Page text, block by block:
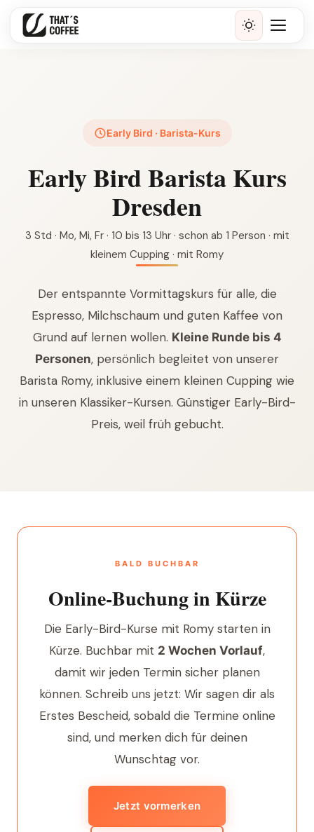
Early Bird · Barista-Kurs
Early Bird Barista Kurs
Dresden
3 Std · Mo, Mi, Fr · 10 bis 13 Uhr · schon ab 1 Person · mit
kleinem Cupping · mit Romy
Der entspannte Vormittagskurs für alle, die
Espresso, Milchschaum und guten Kaffee von
Grund auf lernen wollen. Kleine Runde bis 4
Personen, persönlich begleitet von unserer
Barista Romy, inklusive einem kleinen Cupping wie
in unseren Klassiker-Kursen. Günstiger Early-Bird-
Preis, weil früh gebucht.
BALD BUCHBAR
Online-Buchung in Kürze
Die Early-Bird-Kurse mit Romy starten in
Kürze. Buchbar mit 2 Wochen Vorlauf,
damit wir jeden Termin sicher planen
können. Schreib uns jetzt: Wir sagen dir als
Erstes Bescheid, sobald die Termine online
sind, und merken dich für deinen
Wunschtag vor.
Jetzt vormerken